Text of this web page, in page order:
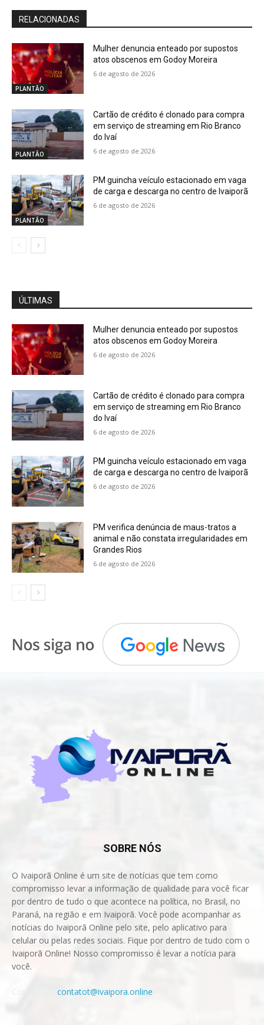
RELACIONADAS
PLANTÃO
Mulher denuncia enteado por supostos
atos obscenos em Godoy Moreira
6 de agosto de 2026
PLANTÃO
Cartão de crédito é clonado para compra
em serviço de streaming em Rio Branco
do Ivaí
6 de agosto de 2026
PLANTÃO
PM guincha veículo estacionado em vaga
de carga e descarga no centro de Ivaiporã
6 de agosto de 2026
ÚLTIMAS
Mulher denuncia enteado por supostos
atos obscenos em Godoy Moreira
6 de agosto de 2026
Cartão de crédito é clonado para compra
em serviço de streaming em Rio Branco
do Ivaí
6 de agosto de 2026
PM guincha veículo estacionado em vaga
de carga e descarga no centro de Ivaiporã
6 de agosto de 2026
PM verifica denúncia de maus-tratos a
animal e não constata irregularidades em
Grandes Rios
6 de agosto de 2026
SOBRE NÓS
O Ivaiporã Online é um site de notícias que tem como
compromisso levar a informação de qualidade para você ficar
por dentro de tudo o que acontece na política, no Brasil, no
Paraná, na região e em Ivaiporã. Você pode acompanhar as
notícias do Ivaiporã Online pelo site, pelo aplicativo para
celular ou pelas redes sociais. Fique por dentro de tudo com o
Ivaiporã Online! Nosso compromisso é levar a notícia para
você.
contatot@ivaipora.online